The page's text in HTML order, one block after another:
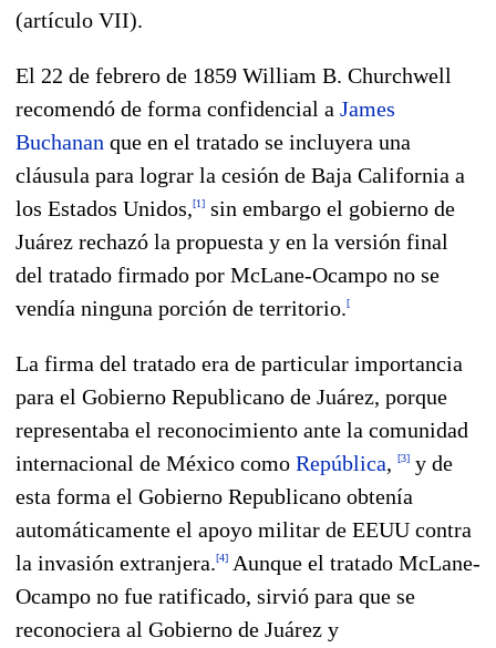
(artículo VII).
El 22 de febrero de 1859 William B. Churchwell
recomendó de forma confidencial a James
Buchanan que en el tratado se incluyera una
cláusula para lograr la cesión de Baja California a
los Estados Unidos,[1] sin embargo el gobierno de
Juárez rechazó la propuesta y en la versión final
del tratado firmado por McLane-Ocampo no se
vendía ninguna porción de territorio.[
La firma del tratado era de particular importancia
para el Gobierno Republicano de Juárez, porque
representaba el reconocimiento ante la comunidad
internacional de México como República, [3] y de
esta forma el Gobierno Republicano obtenía
automáticamente el apoyo militar de EEUU contra
la invasión extranjera.[4] Aunque el tratado McLane-
Ocampo no fue ratificado, sirvió para que se
reconociera al Gobierno de Juárez y